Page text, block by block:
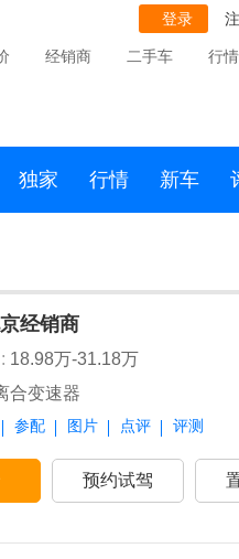
登录
经销商 二手车 行情
独家 行情 新车
经销商
18.98万-31.18万
合变速器
参配 图片 点评 评测
预约试驾